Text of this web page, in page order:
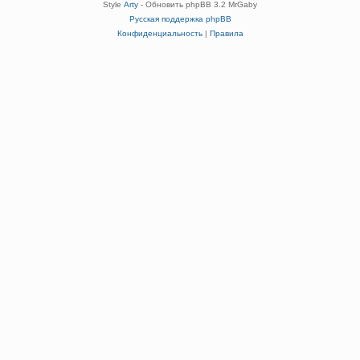
Style Arty - Обновить phpBB 3.2 MrGaby
Русская поддержка phpBB
Конфиденциальность| Правила